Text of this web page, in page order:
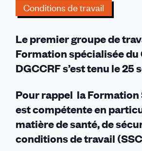
Conditions de travail
Le premier groupe de
Formation spécialisée du
DGCCRF s’est tenu le 25
Pour rappel la Formation
est compétente en
matière de santé, de
conditions de travail